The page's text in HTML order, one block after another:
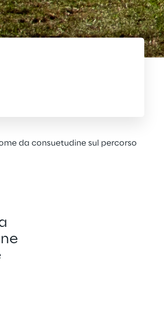
da consuetudine sul percorso